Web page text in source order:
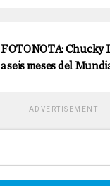
FOTONOTA: Chucky
a seis meses del
ADVERTISEMENT